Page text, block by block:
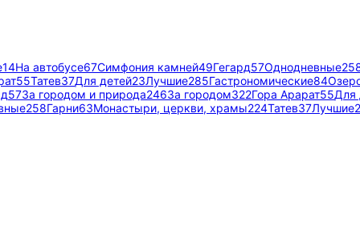
14На автобусе67Симфония камней49Гегард57Однодневные
55Татев37Для детей23Лучшие285Гастрономические84
57За городом и природа246За городом322Гора Арарат55Для
258Гарни63Монастыри, церкви, храмы224Татев37Лучшие